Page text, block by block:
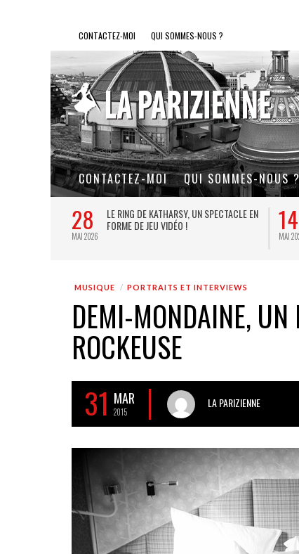
CONTACTEZ-MOI QUI SOMMES-NOUS ?
CONTACTEZ-MOI QUI SOMMES-NOUS
28
MAI 2026
LE RING DE KATHARSY, UN SPECTACLE EN
FORME DE JEU VIDÉO !
14
MAI
MUSIQUE PORTRAITS ET INTERVIEWS
DEMI-MONDAINE,
ROCKEUSE
31 MAR
2015
LA PARIZIENNE